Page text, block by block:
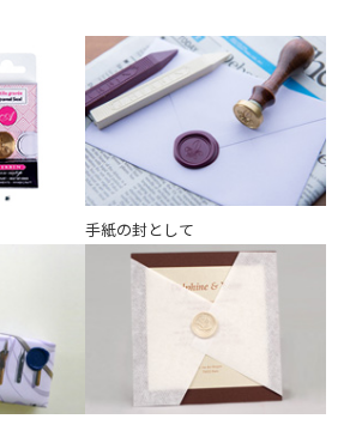
手紙の封として